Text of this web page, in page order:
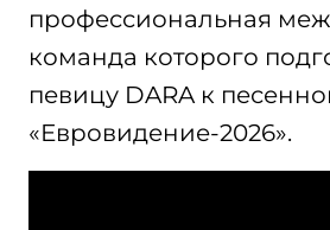
профессиональная
команда которого
певицу DARA к
«Евровидение-2026».